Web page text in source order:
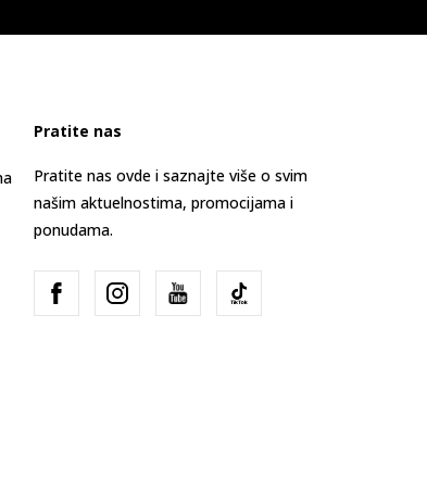
Pratite nas
Pratite nas ovde i saznajte više o svim
našim aktuelnostima, promocijama i
ponudama.